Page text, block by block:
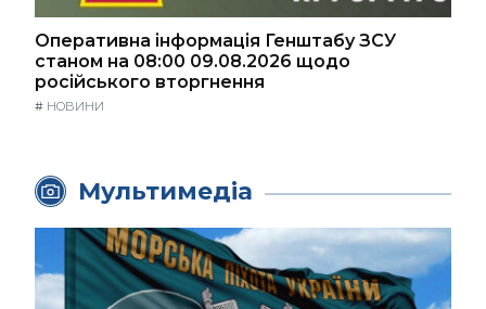
Оперативна інформація Генштабу ЗСУ
станом на 08:00 09.08.2026 щодо
російського вторгнення
# НОВИНИ
Мультимедіа